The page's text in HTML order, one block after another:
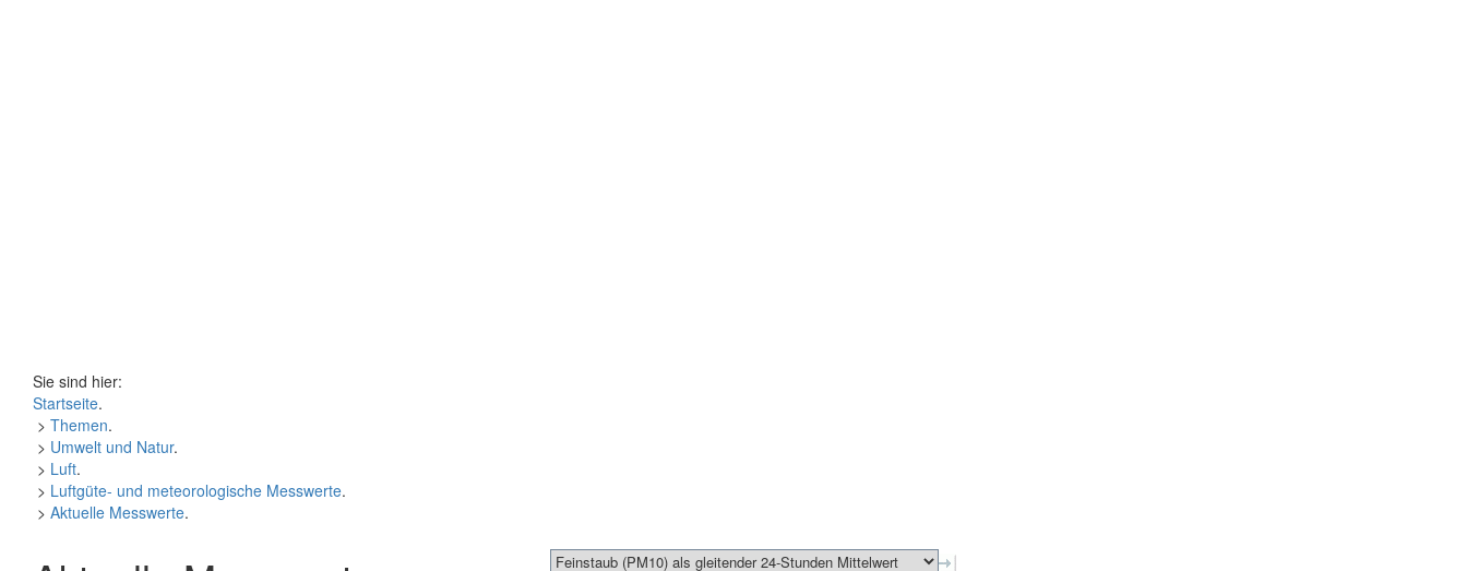
Sie sind hier:
Startseite.
> Themen.
> Umwelt und Natur.
> Luft.
> Luftgüte- und meteorologische Messwerte.
> Aktuelle Messwerte.